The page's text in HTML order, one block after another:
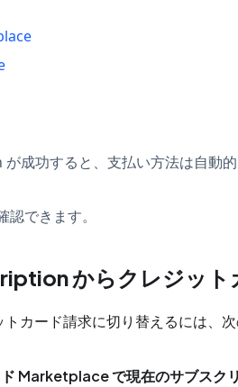
成功すると、支払い方法は自動
できます。
からクレジット
カード請求に切り替えるには、次
Marketplace で現在のサブスク